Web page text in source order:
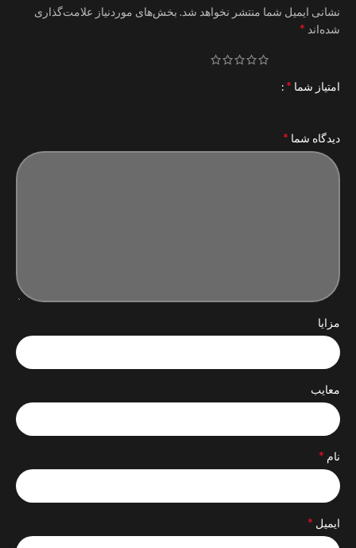
نشانی ایمیل شما منتشر نخواهد شد. بخش‌های موردنیاز علامت‌گذاری
شده‌اند *
امتیاز شما *
دیدگاه شما *
مزایا
معایب
نام *
ایمیل *